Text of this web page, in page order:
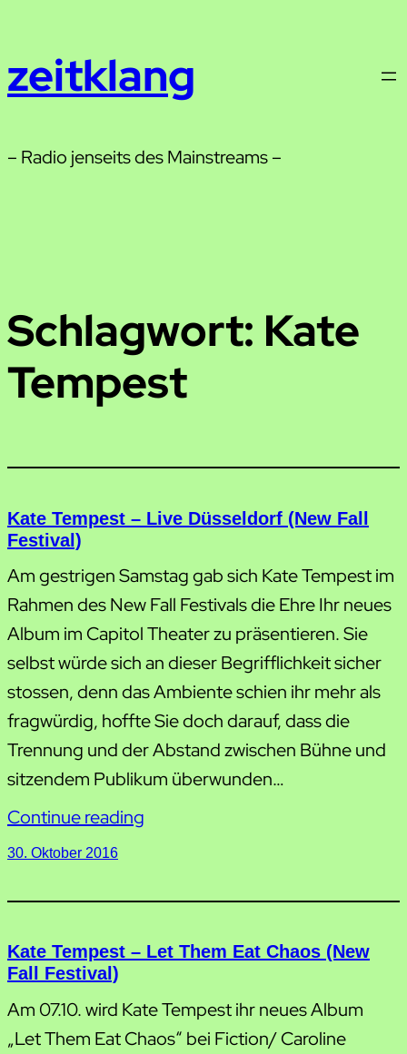
springen
zeitklang
– Radio jenseits des Mainstreams –
Schlagwort: Kate
Tempest
Kate Tempest – Live Düsseldorf (New Fall
Festival)
Am gestrigen Samstag gab sich Kate Tempest im
Rahmen des New Fall Festivals die Ehre Ihr neues
Album im Capitol Theater zu präsentieren. Sie
selbst würde sich an dieser Begrifflichkeit sicher
stossen, denn das Ambiente schien ihr mehr als
fragwürdig, hoffte Sie doch darauf, dass die
Trennung und der Abstand zwischen Bühne und
sitzendem Publikum überwunden…
Continue reading
30. Oktober 2016
Kate Tempest – Let Them Eat Chaos (New
Fall Festival)
Am 07.10. wird Kate Tempest ihr neues Album
„Let Them Eat Chaos“ bei Fiction/ Caroline